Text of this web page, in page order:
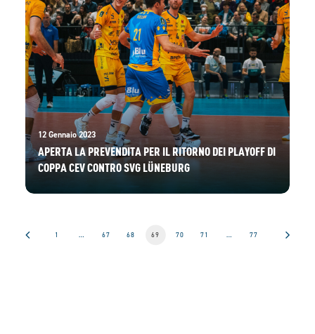
12 Gennaio 2023
APERTA LA PREVENDITA PER IL RITORNO DEI PLAYOFF DI
COPPA CEV CONTRO SVG LÜNEBURG
1 … 67 68 69 70 71 … 77